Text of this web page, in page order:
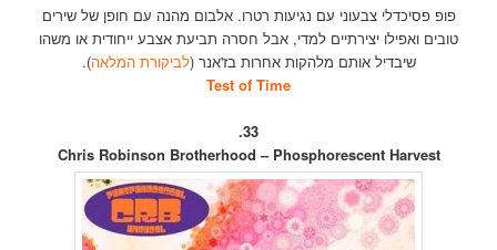
פופ פסיכדלי צבעוני עם נגיעות רטרו. אלבום מהנה עם חופן של שירים
טובים ואפילו יצירתיים למדי, אבל חסרה תביעת אצבע ייחודית או משהו
שיבדיל אותם מלהקות אחרות בז'אנר (לביקורת המלאה).
Test of Time
33.
Chris Robinson Brotherhood – Phosphorescent Harvest